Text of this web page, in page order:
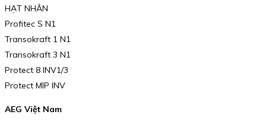
HẠT NHÂN
Profitec S N1
Transokraft 1 N1
Transokraft 3 N1
Protect 8 INV1/3
Protect MIP INV
AEG Việt Nam